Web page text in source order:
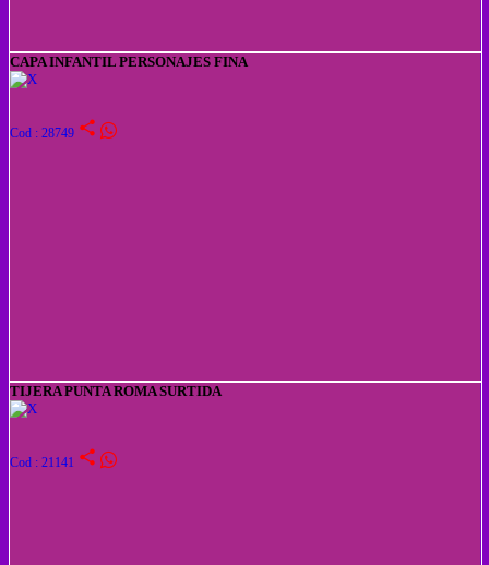
CAPA INFANTIL PERSONAJES FINA
Cod : 28749 share
TIJERA PUNTA ROMA SURTIDA
Cod : 21141 share